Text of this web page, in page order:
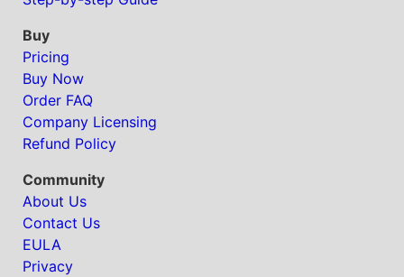
Buy
Pricing
Buy Now
Order FAQ
Company Licensing
Refund Policy
Community
About Us
Contact Us
EULA
Privacy